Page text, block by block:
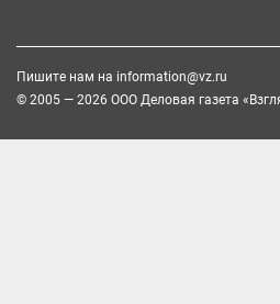
Пишите нам на information@vz.ru
© 2005 — 2026 ООО Деловая газета